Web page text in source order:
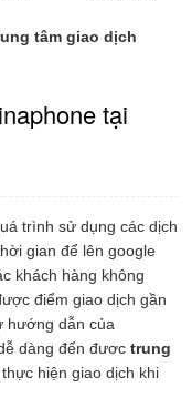
tâm giao dịch
tại
trình sử dụng các dịch
gian để lên google
khách hàng không
điểm giao dịch gần
hướng dẫn của
dàng đến đươc trung
hiện giao dịch khi